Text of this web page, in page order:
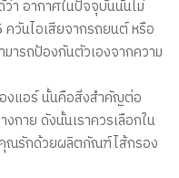
ว่า อากาศในปัจจุบันนั้นไม่
ควันไอเสียจากรถยนต์ หรือ
ารถป้องกันตัวเองจากความ
งแอร์ นั้นคือสิ่งสำคัญต่อ
กาย ดังนั้นเราควรเลือกใน
ณรักด้วยผลิตภัณฑ์ไส้กรอง